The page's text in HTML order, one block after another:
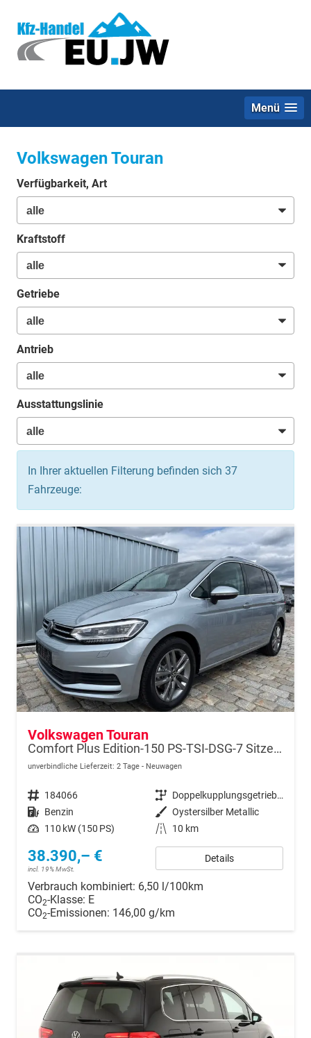
Menü
Volkswagen Touran
Verfügbarkeit, Art
Kraftstoff
Getriebe
Antrieb
Ausstattungslinie
In Ihrer aktuellen Filterung befinden sich 37
Fahrzeuge:
Volkswagen Touran
Comfort Plus Edition-150 PS-TSI-DSG-7 Sitzer-AHK-NAVI-WINTER-LED-KLIMA 3 ZONEN-ALU17"-ACC-PDC2x-KAMERA-sofort
unverbindliche Lieferzeit: 2 Tage Neuwagen
Fahrzeugnr. 184066 Getriebe
Doppelkupplungsgetriebe (DSG)
Kraftstoff Benzin Außenfarbe Oystersilber Metallic
Leistung 110 kW (150 PS) Kilometerstand 10 km
38.390,– €
incl. 19% MwSt.
Details
Verbrauch kombiniert: 6,50 l/100km
CO2-Klasse: E
CO2-Emissionen: 146,00 g/km